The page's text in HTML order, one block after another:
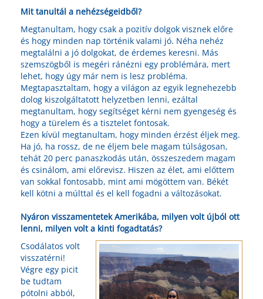
Mit tanultál a nehézségeidből?
Megtanultam, hogy csak a pozitív dolgok visznek előre
és hogy minden nap történik valami jó. Néha nehéz
megtalálni a jó dolgokat, de érdemes keresni. Más
szemszögből is megéri ránézni egy problémára, mert
lehet, hogy úgy már nem is lesz probléma.
Megtapasztaltam, hogy a világon az egyik legnehezebb
dolog kiszolgáltatott helyzetben lenni, ezáltal
megtanultam, hogy segítséget kérni nem gyengeség és
hogy a türelem és a tisztelet fontosak.
Ezen kívül megtanultam, hogy minden érzést éljek meg.
Ha jó, ha rossz, de ne éljem bele magam túlságosan,
tehát 20 perc panaszkodás után, összeszedem magam
és csinálom, ami előrevisz. Hiszen az élet, ami előttem
van sokkal fontosabb, mint ami mögöttem van. Békét
kell kötni a múlttal és el kell fogadni a változásokat.
Nyáron visszamentetek Amerikába, milyen volt újból ott
lenni, milyen volt a kinti fogadtatás?
Csodálatos volt
visszatérni!
Végre egy picit
be tudtam
pótolni abból,